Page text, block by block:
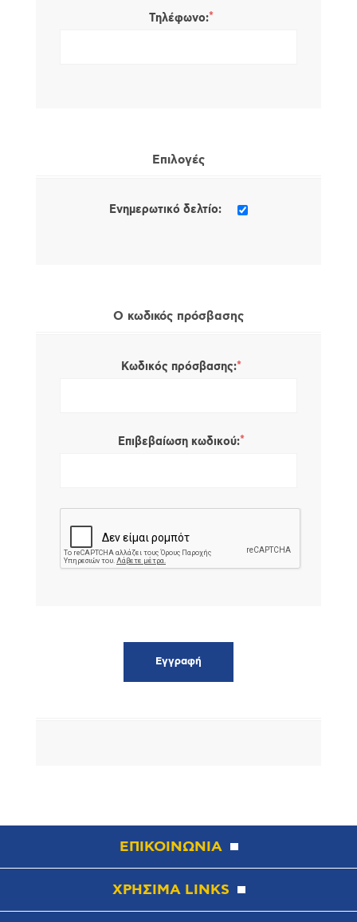
Τηλέφωνο:*
Επιλογές
Ενημερωτικό δελτίο:
Ο κωδικός πρόσβασης
Κωδικός πρόσβασης:*
Επιβεβαίωση κωδικού:*
ΕΠΙΚΟΙΝΩΝΙΑ
ΧΡΗΣΙΜΑ LINKS